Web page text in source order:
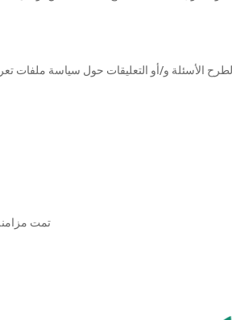
الأسئلة و/أو التعليقات حول سياسة ملفات
تمت